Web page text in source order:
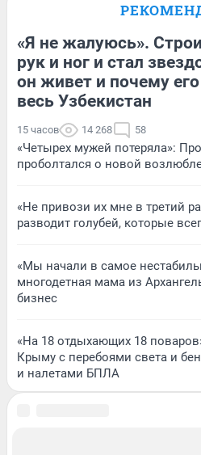
«Я не жалуюсь».
рук и ног и стал
он живет и почему
весь Узбекистан
15 часов 14 268 58
«Четырех мужей потеряла»:
проболтался о новой
«Не привози их мне в третий
разводит голубей, которые
«Мы начали в самое
многодетная мама из
бизнес
«На 18 отдыхающих 18
Крыму с перебоями света и
и налетами БПЛА